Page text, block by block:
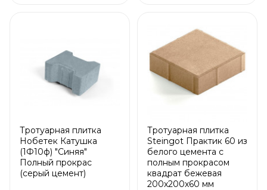
Тротуарная плитка
Нобетек Катушка
(1Ф10ф) "Синяя"
Полный прокрас
(серый цемент)
Тротуарная плитка
Steingot Практик 60 из
белого цемента с
полным прокрасом
квадрат бежевая
200х200х60 мм